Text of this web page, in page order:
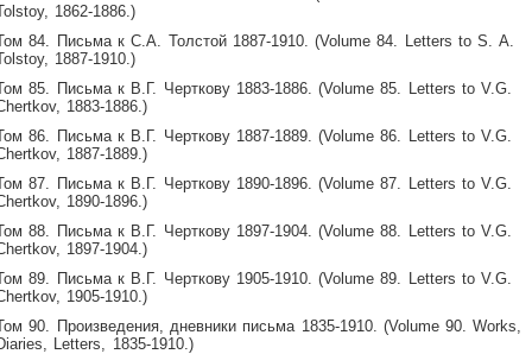
1862-1886.)
84. Письма к С.А. Толстой 1887-1910. (Volume 84. Letters to S. A.
1887-1910.)
85. Письма к В.Г. Черткову 1883-1886. (Volume 85. Letters to V.G.
1883-1886.)
86. Письма к В.Г. Черткову 1887-1889. (Volume 86. Letters to V.G.
1887-1889.)
87. Письма к В.Г. Черткову 1890-1896. (Volume 87. Letters to V.G.
1890-1896.)
88. Письма к В.Г. Черткову 1897-1904. (Volume 88. Letters to V.G.
1897-1904.)
89. Письма к В.Г. Черткову 1905-1910. (Volume 89. Letters to V.G.
1905-1910.)
90. Произведения, дневники письма 1835-1910. (Volume 90. Works,
Letters, 1835-1910.)